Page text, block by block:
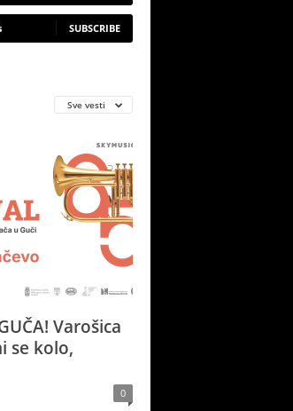
SUBSCRIBE
Sve vesti
Varošica
se kolo,
0